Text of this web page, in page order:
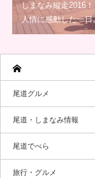
しまなみ縦走2016
人情に感動した一
尾道グルメ
尾道・しまなみ情報
尾道でべら
旅行・グルメ